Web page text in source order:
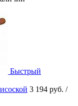
Быстрый
3 194 руб. /